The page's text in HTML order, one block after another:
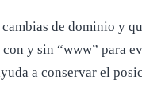
de dominio y
y sin “www” para
a conservar el